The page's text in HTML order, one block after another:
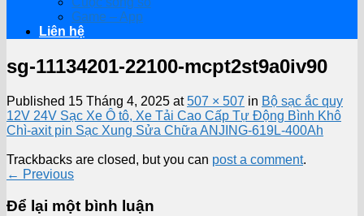
Game – App
Liên hệ
sg-11134201-22100-mcpt2st9a0iv90
Published 15 Tháng 4, 2025 at507 × 507 in Bộ sạc ắc quy
12V 24V Sạc Xe Ô tô, Xe Tải Cao Cấp Tự Động Bình Khô
Chì-axit pin Sạc Xung Sửa Chữa ANJING-619L-400Ah
Trackbacks are closed, but you can post a comment.
← Previous
Để lại một bình luận